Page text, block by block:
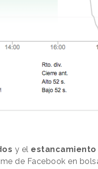
y el estancamiento
de Facebook en